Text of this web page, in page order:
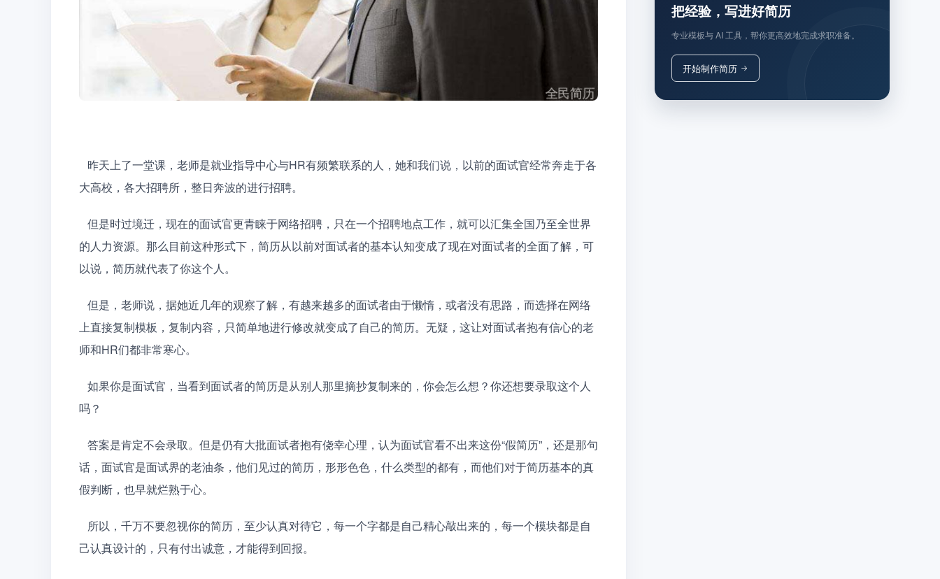
大高校，各大招聘所，整日奔波的进行招聘。
的人力资源。那么目前这种形式下，简历从以前对面试者的基本认知变成了现在对面试者的全面了解，可
以说，简历就代表了你这个人。
上直接复制模板，复制内容，只简单地进行修改就变成了自己的简历。无疑，这让对面试者抱有信心的老
师和HR们都非常寒心。
吗？
话，面试官是面试界的老油条，他们见过的简历，形形色色，什么类型的都有，而他们对于简历基本的真
假判断，也早就烂熟于心。
己认真设计的，只有付出诚意，才能得到回报。
把经验，写进好简历
专业模板与 AI 工具，帮你更高效地完成求职准备。
开始制作简历